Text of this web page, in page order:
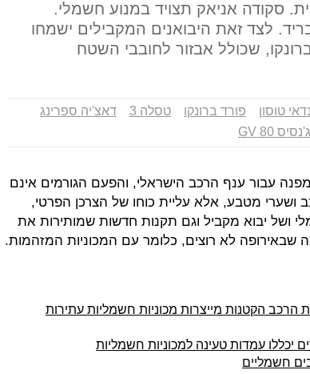
סקודה אניאק תצויד במנוע חשמלי.
לצד זאת היבואנים המקבילים ישמחו
שכולל אבזור לחובבי השטח
טוסון פורד ברונקו טסלה 3
דאצ'יה ספרינג
ג'נסיס GV 80
שנת מפנה עבור ענף הרכב הישראלי, והפעם הגורמים אינם
ושערי מטבע, אלא עליית כוחו של הצרכן הפרטי,
ושל יבוא מקביל וגם תקנות חדשות שמותירות את
שבאירופה לא רוצים, כלומר עם המכוניות המזהמות.
הרכב הקטנות מייצרות מכוניות חשמליות עתירות
חשמליים